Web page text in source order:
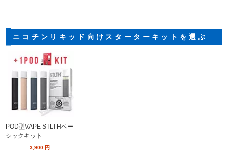
ニコチンリキッド向けスターターキットを選ぶ
POD型VAPE STLTHベー
シックキット
3,900 円